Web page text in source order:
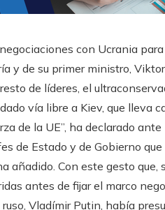
con Ucrania
y de su primer ministro,
de líderes, el
vía libre a Kiev, que lleva
de la UE”, ha declarado
de Estado y de Gobierno
añadido. Con este gesto
antes de fijar el marco
Vladímir Putin, había